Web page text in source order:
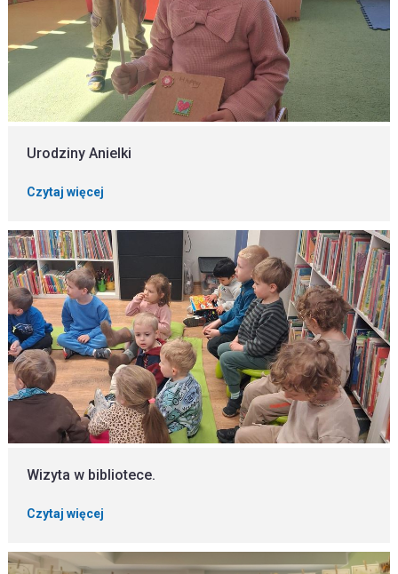
Urodziny Anielki
Czytaj więcej
Wizyta w bibliotece.
Czytaj więcej